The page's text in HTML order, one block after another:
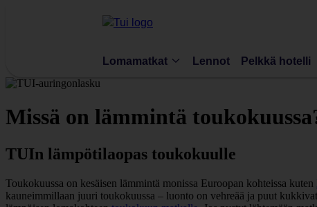
Lomamatkat Lennot Pelkkä hotelli
Missä on lämmintä
TUIn lämpötilaopas toukokuulle
Toukokuussa on kesäisen lämmintä monissa Euroopan kohteissa kuten
kauneimmillaan juuri toukokuussa – luonto on vehreää ja puut